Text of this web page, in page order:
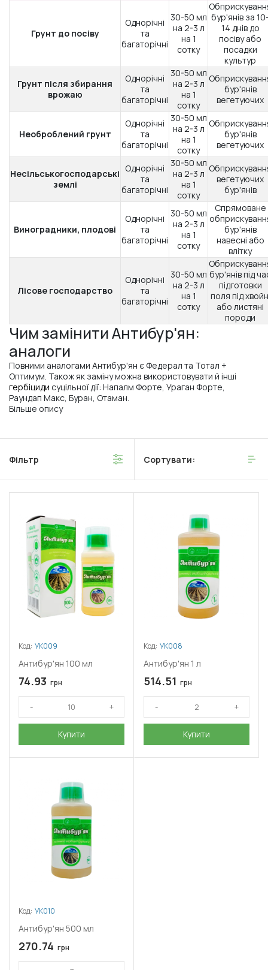
Грунт до посіву
Однорічні
та
багаторічні
30-50 мл
на 2-3 л
на 1
сотку
бур'янів за
14 днів до
посіву або
посадки
культур
Грунт після збирання
врожаю
Однорічні
та
багаторічні
30-50 мл
на 2-3 л
на 1
сотку
бур'янів
вегетуючих
Необроблений грунт
Однорічні
та
багаторічні
30-50 мл
на 2-3 л
на 1
сотку
бур'янів
вегетуючих
Несільськогосподарські
землі
Однорічні
та
багаторічні
30-50 мл
на 2-3 л
на 1
сотку
вегетуючих
бур'янів
Виноградники, плодові
Однорічні
та
багаторічні
30-50 мл
на 2-3 л
на 1
сотку
Спрямоване
бур'янів
навесні або
влітку
Лісове господарство
Однорічні
та
багаторічні
30-50 мл
на 2-3 л
на 1
сотку
бур'янів під
підготовки
поля під
або листяні
породи
Чим замінити Антибур'ян:
аналоги
Повними аналогами Антибур'ян є Федерал та Тотал +
Оптимум. Також як заміну можна використовувати й інші
гербіциди суцільної дії: Напалм Форте, Ураган Форте,
Раундап Макс, Буран, Отаман.
Більше опису
Фільтр Сортувати:
Код: УК009
Антибур'ян 100 мл
74.93 грн
Купити
Код: УК008
Антибур'ян 1 л
514.51 грн
Купити
Код: УК010
Антибур'ян 500 мл
270.74 грн